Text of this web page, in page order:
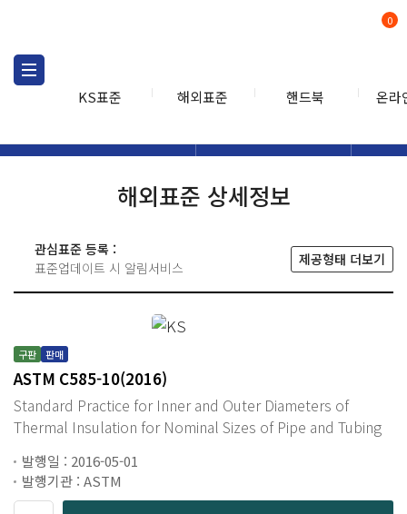
KS표준 해외표준 핸드북 온라
0
해외표준 상세정보
관심표준 등록 :
표준업데이트 시 알림서비스
제공형태 더보기
구판 판매
ASTM C585-10(2016)
Standard Practice for Inner and Outer Diameters of
Thermal Insulation for Nominal Sizes of Pipe and Tubing
발행일 : 2016-05-01
발행기관 : ASTM